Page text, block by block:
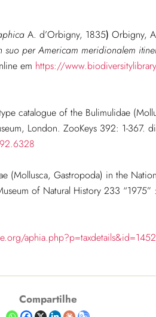
A. d’Orbigny, 1835) Orbigny,
suo per Americam meridionalem
em https://
catalogue of the Bulimulidae
London. ZooKeys 392: 1-367.
(Mollusca, Gastropoda) in the
of Natural History 233 “1975”
Compartilhe